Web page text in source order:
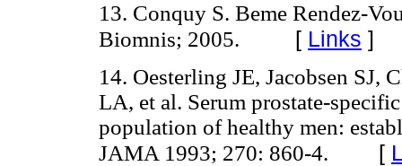
13. Conquy S. Beme Rendez-
Biomnis; 2005.
[ Links ]
14. Oesterling JE, Jacobsen SJ,
LA, et al. Serum prostate-
population of healthy men:
JAMA 1993; 270: 860-4. [